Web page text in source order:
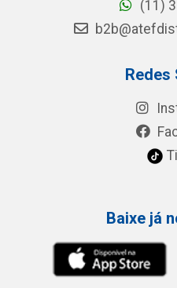
(11)
Redes
Baixe já